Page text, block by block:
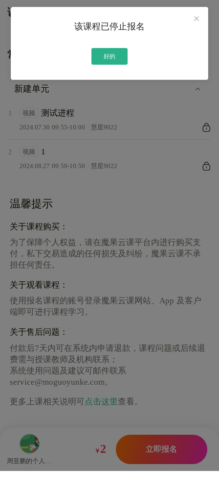
课程大纲
常见问题
新建单元
1 视频 测试进程
2024.07.30 09:55-10:00 慧星9022
2 视频 1
2024.08.27 09:50-10:50 慧星9022
温馨提示
关于课程购买：
为了保障个人权益，请在魔果云课平台内进行购买支
付，私下交易造成的任何损失及纠纷，魔果云课不承
担任何责任。
关于观看课程：
使用报名课程的账号登录魔果云课网站、App 及客户
端即可进行课程学习。
关于售后问题：
付款后7天内可在系统内申请退款，课程问题或后续退
费需与授课教师及机构联系；
系统使用问题及建议可邮件联系
service@moguoyunke.com。
更多上课相关说明可 点击这里查看。
￥ 2 立即报名
该课程已停止报名
好的